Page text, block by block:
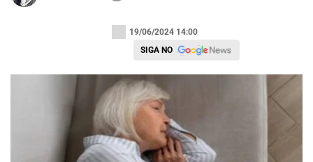
19/06/2024 14:00
SIGA NO